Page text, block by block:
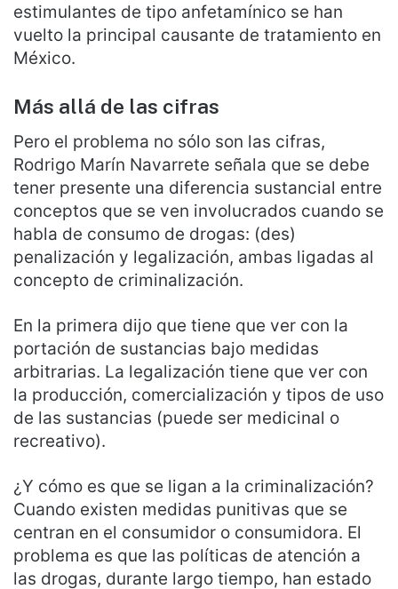
estimulantes de tipo anfetamínico se han
vuelto la principal causante de tratamiento en
México.
Más allá de las cifras
Pero el problema no sólo son las cifras,
Rodrigo Marín Navarrete señala que se debe
tener presente una diferencia sustancial entre
conceptos que se ven involucrados cuando se
habla de consumo de drogas: (des)
penalización y legalización, ambas ligadas al
concepto de criminalización.
En la primera dijo que tiene que ver con la
portación de sustancias bajo medidas
arbitrarias. La legalización tiene que ver con
la producción, comercialización y tipos de uso
de las sustancias (puede ser medicinal o
recreativo).
¿Y cómo es que se ligan a la criminalización?
Cuando existen medidas punitivas que se
centran en el consumidor o consumidora. El
problema es que las políticas de atención a
las drogas, durante largo tiempo, han estado